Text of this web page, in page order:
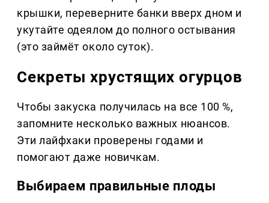
крышки, переверните банки вверх дном и
укутайте одеялом до полного остывания
(это займёт около суток).
Секреты хрустящих огурцов
Чтобы закуска получилась на все 100 %,
запомните несколько важных нюансов.
Эти лайфхаки проверены годами и
помогают даже новичкам.
Выбираем правильные плоды